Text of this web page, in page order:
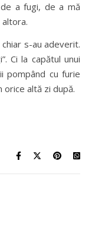
a fugi, de a mă
s-au adeverit.
Ci la capătul unui
pompând cu furie
orice altă zi după.